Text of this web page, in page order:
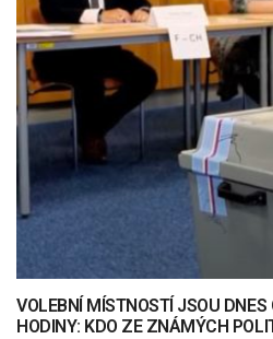
VOLEBNÍ MÍSTNOSTÍ JSOU DNES
HODINY: KDO ZE ZNÁMÝCH